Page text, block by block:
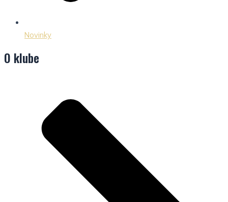
Novinky
O klube